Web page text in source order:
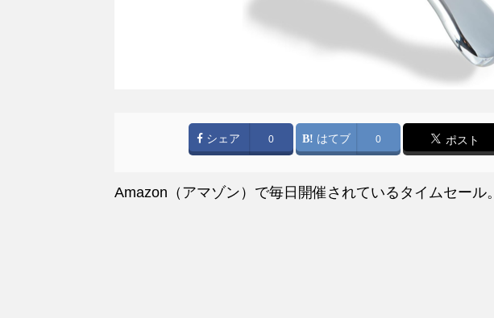
シェア 0 はてブ 0 ポスト
Amazon（アマゾン）で毎日開催されているタイムセール。